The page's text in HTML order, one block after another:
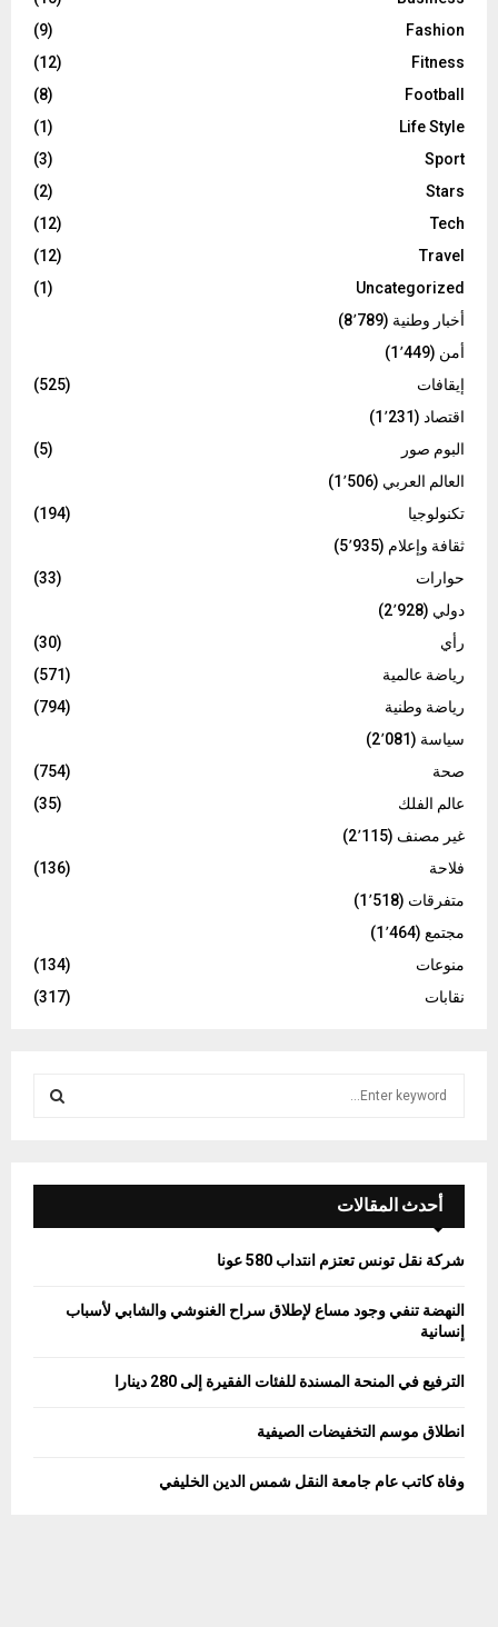
Fashion
(9)
Fitness
(12)
Football
(8)
Life Style
(1)
Sport
(3)
Stars
(2)
Tech
(12)
Travel
(12)
Uncategorized
(1)
أخبار وطنية (8٬789)
أمن (1٬449)
إيقافات
(525)
اقتصاد (1٬231)
البوم صور
(5)
العالم العربي (1٬506)
تكنولوجيا
(194)
ثقافة وإعلام (5٬935)
حوارات
(33)
دولي (2٬928)
رأي
(30)
رياضة عالمية
(571)
رياضة وطنية
(794)
سياسة (2٬081)
صحة
(754)
عالم الفلك
(35)
غير مصنف (2٬115)
فلاحة
(136)
متفرقات (1٬518)
مجتمع (1٬464)
منوعات
(134)
نقابات
(317)
f
r
E
A
أحدث المقالات
شركة نقل تونس تعتزم انتداب 580 عونا
النهضة تنفي وجود مساع لإطلاق سراح الغنوشي والشابي لأسباب
إنسانية
الترفيع في المنحة المسندة للفئات الفقيرة إلى 280 دينارا
انطلاق موسم التخفيضات الصيفية
وفاة كاتب عام جامعة النقل شمس الدين الخليفي